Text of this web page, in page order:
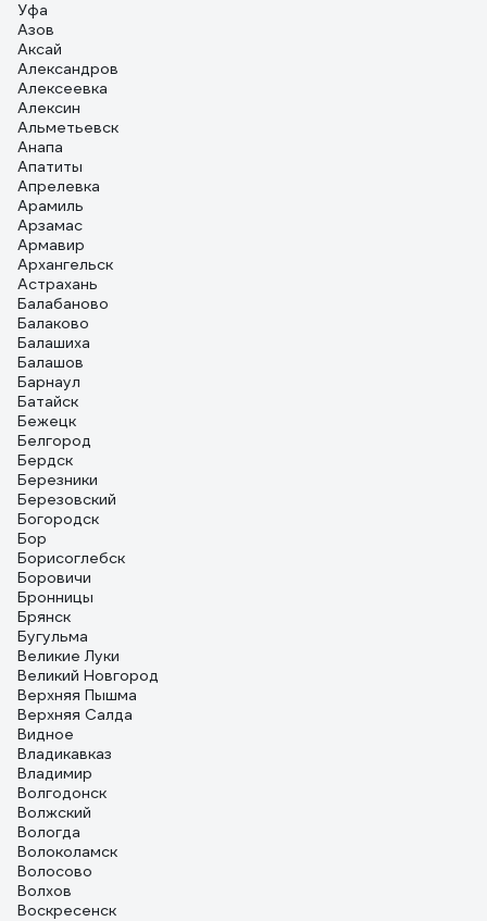
Уфа
Азов
Аксай
Александров
Алексеевка
Алексин
Альметьевск
Анапа
Апатиты
Апрелевка
Арамиль
Арзамас
Армавир
Архангельск
Астрахань
Балабаново
Балаково
Балашиха
Балашов
Барнаул
Батайск
Бежецк
Белгород
Бердск
Березники
Березовский
Богородск
Бор
Борисоглебск
Боровичи
Бронницы
Брянск
Бугульма
Великие Луки
Великий Новгород
Верхняя Пышма
Верхняя Салда
Видное
Владикавказ
Владимир
Волгодонск
Волжский
Вологда
Волоколамск
Волосово
Волхов
Воскресенск